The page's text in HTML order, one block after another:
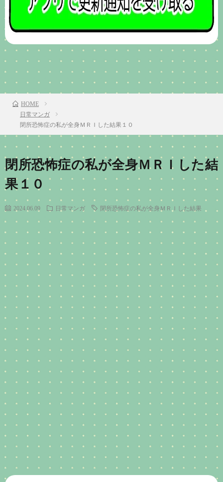
前のお話 TOP 次のお話
HOME
日常マンガ
閉所恐怖症の私が全身ＭＲＩした結果１０
閉所恐怖症の私が全身ＭＲＩした結
果１０
2024.06.09 日常マンガ 閉所恐怖症の私が全身ＭＲＩした結果